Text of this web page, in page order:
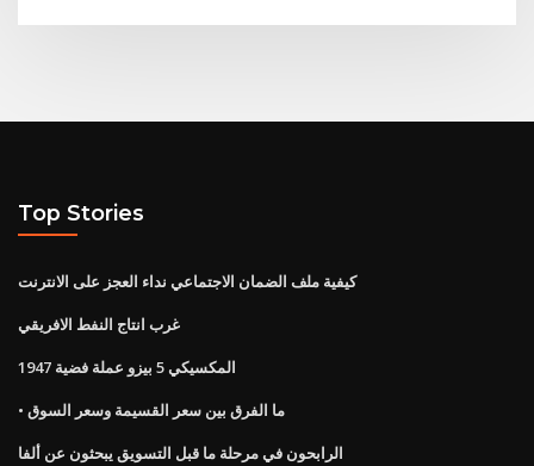
Top Stories
كيفية ملف الضمان الاجتماعي نداء العجز على الانترنت
غرب انتاج النفط الافريقي
المكسيكي 5 بيزو عملة فضية 1947
• ما الفرق بين سعر القسيمة وسعر السوق
الرابحون في مرحلة ما قبل التسويق يبحثون عن ألفا